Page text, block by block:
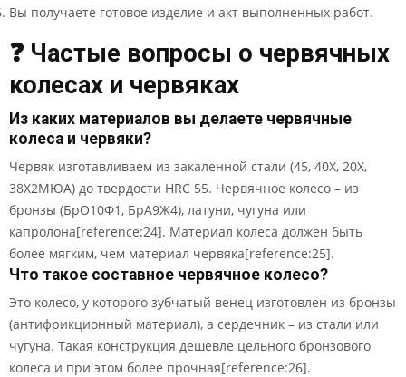
Вы получаете готовое изделие и акт выполненных работ.
❓ Частые вопросы о червячных
колесах и червяках
Из каких материалов вы делаете червячные
колеса и червяки?
Червяк изготавливаем из закаленной стали (45, 40Х, 20Х,
38Х2МЮА) до твердости HRC 55. Червячное колесо – из
бронзы (БрО10Ф1, БрА9Ж4), латуни, чугуна или
капролона[reference:24]. Материал колеса должен быть
более мягким, чем материал червяка[reference:25].
Что такое составное червячное колесо?
Это колесо, у которого зубчатый венец изготовлен из бронзы
(антифрикционный материал), а сердечник – из стали или
чугуна. Такая конструкция дешевле цельного бронзового
колеса и при этом более прочная[reference:26].